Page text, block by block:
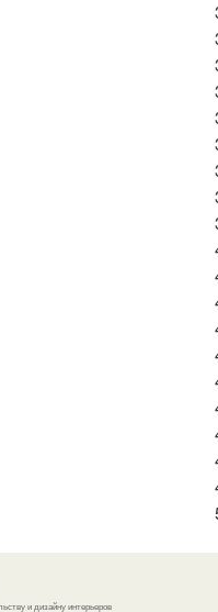
и дизайну интерьеров